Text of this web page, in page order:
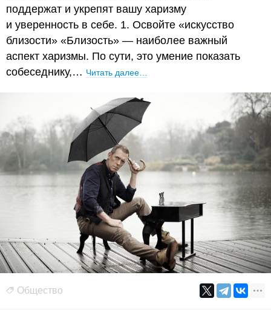
поддержат и укрепят вашу харизму
и уверенность в себе. 1. Освойте «искусство
близости» «Близость» — наиболее важный
аспект харизмы. По сути, это умение показать
собеседнику,… Читать далее…
Общество